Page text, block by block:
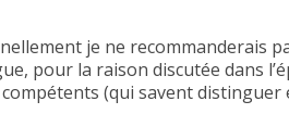
je ne recommanderais
pour la raison discutée dans
(qui savent distinguer